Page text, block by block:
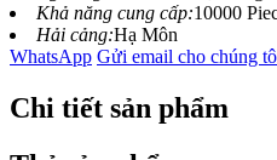
Khả năng cung cấp:10000
Hải cảng:Hạ Môn
WhatsApp Gửi email cho chúng
Chi tiết sản phẩm